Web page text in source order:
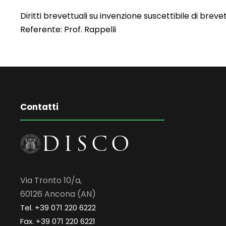
Diritti brevettuali su invenzione suscettibile di
Referente: Prof. Rappelli
Contatti
Via Tronto 10/a,
60126 Ancona (AN)
Tel. +39 071 220 6222
Fax. +39 071 220 6221